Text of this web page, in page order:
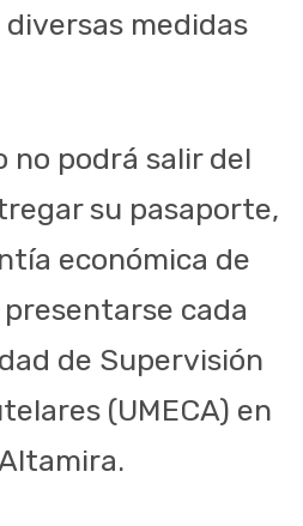
medidas
no podrá salir del
su pasaporte,
económica de
cada
de Supervisión
(UMECA) en